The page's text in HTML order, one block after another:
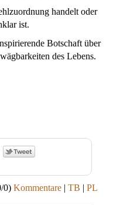
handelt oder
ist.
Botschaft über
des Lebens.
0) Kommentare | TB | PL